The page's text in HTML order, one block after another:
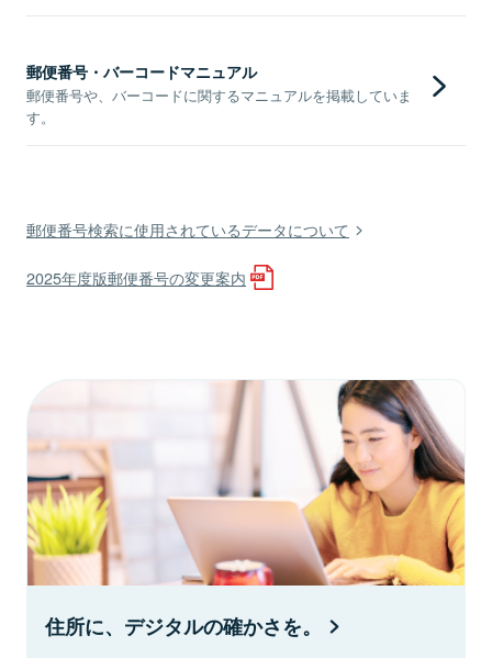
郵便番号・バーコードマニュアル
郵便番号や、バーコードに関するマニュアルを掲載していま
す。
郵便番号検索に使用されているデータについて
2025年度版郵便番号の変更案内
住所に、デジタルの確かさを。